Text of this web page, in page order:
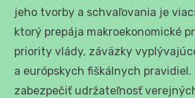
jeho tvorby a schvaľovania je
ktorý prepája makroekonomické
priority vlády, záväzky
a európskych fiškálnych pravidiel.
zabezpečiť udržateľnosť